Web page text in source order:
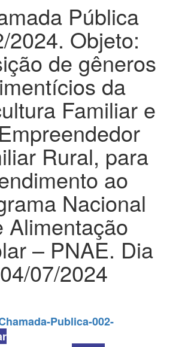
Pública
2024. Objeto:
de gêneros
da
Familiar e
Rural, para
ao
Nacional
Alimentação
– PNAE. Dia
04/07/2024
Publica-002-